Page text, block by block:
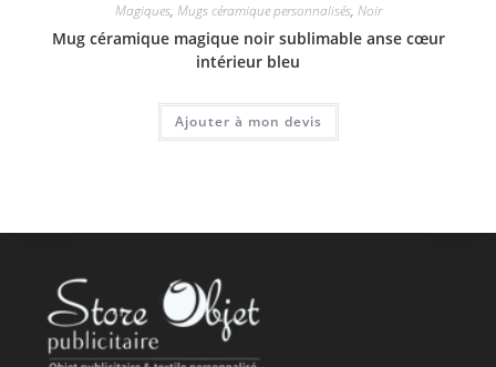
Magiques, Mugs céramique personnalisés, Noir
Mug céramique magique noir sublimable anse cœur
intérieur bleu
Ajouter à mon devis